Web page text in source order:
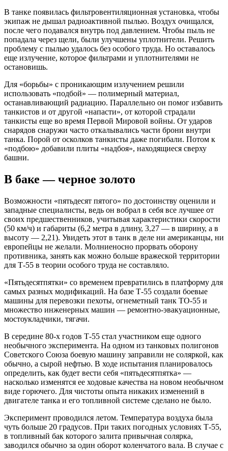
В танке появилась фильтровентиляционная установка, чтобы
экипаж не дышал радиоактивной пылью. Воздух очищался,
после чего подавался внутрь под давлением. Чтобы пыль не
попадала через щели, были улучшены уплотнители. Решить
проблему с пылью удалось без особого труда. Но оставалось
еще излучение, которое фильтрами и уплотнителями не
остановишь.
Для «борьбы» с проникающим излучением решили
использовать «подбой» — полимерный материал,
останавливающий радиацию. Параллельно он помог избавить
танкистов и от другой «напасти», от которой страдали
танкисты еще во время Первой Мировой войны. От ударов
снарядов снаружи часто откалывались части брони внутри
танка. Порой от осколков танкисты даже погибали. Потом к
«подбою» добавили плиты «надбоя», находящиеся сверху
башни.
В баке — черное золото
Возможности «пятьдесят пятого» по достоинству оценили и
западные специалисты, ведь он вобрал в себя все лучшее от
своих предшественников, учитывая характеристики скорости
(50 км/ч) и габариты (6,2 метра в длину, 3,27 — в ширину, а в
высоту — 2,21). Увидеть этот в танк в деле ни американцы, ни
европейцы не желали. Молниеносно прорвать оборону
противника, занять как можно больше вражеской территории
для Т-55 в теории особого труда не составляло.
«Пятьдесятпятки» со временем превратились в платформу для
самых разных модификаций. На базе Т-55 создали боевые
машины для перевозки пехоты, огнеметный танк ТО-55 и
множество инженерных машин — ремонтно-эвакуационные,
мостоукладчики, тягачи.
В середине 80-х годов Т-55 стал участником еще одного
необычного эксперимента. На одном из танковых полигонов
Советского Союза боевую машину заправили не соляркой, как
обычно, а сырой нефтью. В ходе испытания планировалось
определить, как будет вести себя «пятьдесятпятка» —
насколько изменятся ее ходовые качества на новом необычном
виде горючего. Для чистоты опыта никаких изменений в
двигателе танка и его топливной системе сделано не было.
Эксперимент проводился летом. Температура воздуха была
чуть больше 20 градусов. При таких погодных условиях Т-55,
в топливный бак которого залита привычная солярка,
заводился обычно за один оборот коленчатого вала. В случае с